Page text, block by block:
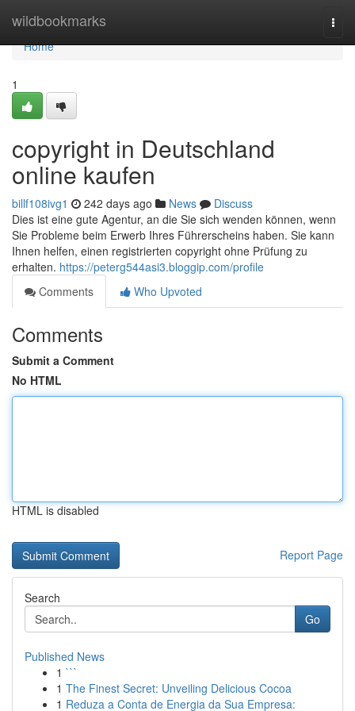
wildbookmarks
Home
Home
1
copyright in Deutschland
online kaufen
billf108ivg1 242 days ago News
Discuss
Dies ist eine gute Agentur, an die Sie sich wenden können, wenn
Sie Probleme beim Erwerb Ihres Führerscheins haben. Sie kann
Ihnen helfen, einen registrierten copyright ohne Prüfung zu
erhalten. https://peterg544asi3.bloggip.com/profile
Comments
Who Upvoted
Comments
Submit a Comment
No HTML
HTML is disabled
Report Page
Search
Go
Published News
1 ```
1 The Finest Secret: Unveiling Delicious Cocoa
1 Reduza a Conta de Energia da Sua Empresa: